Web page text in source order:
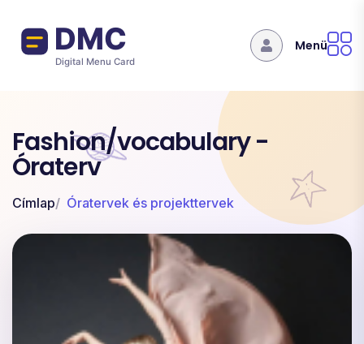
Menü
Fashion/vocabulary -
Óraterv
Címlap Óratervek és projekttervek